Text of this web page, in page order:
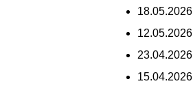
18.05.2026
12.05.2026
23.04.2026
15.04.2026